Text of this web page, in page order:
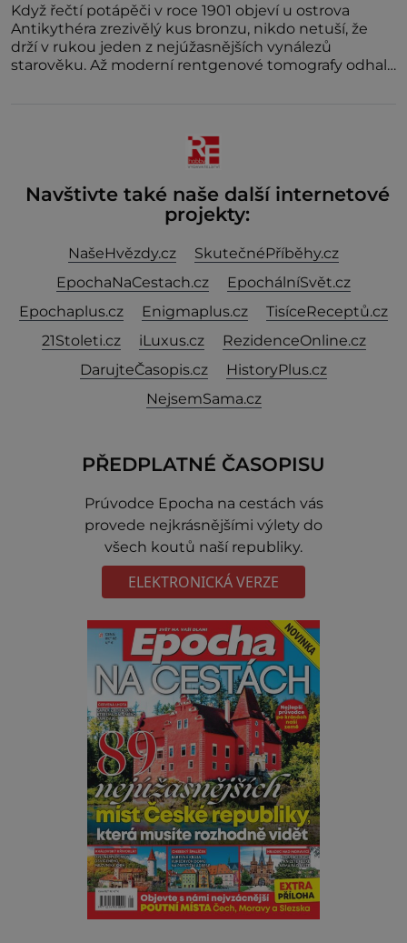
Když řečtí potápěči v roce 1901 objeví u ostrova
Antikythéra zrezivělý kus bronzu, nikdo netuší, že
drží v rukou jeden z nejúžasnějších vynálezů
starověku. Až moderní rentgenové tomografy odhalí
ani po více než sto letech výzkumu
Navštivte také naše další internetové
projekty:
NašeHvězdy.cz
SkutečnéPříběhy.cz
EpochaNaCestach.cz
EpochálníSvět.cz
Epochaplus.cz
Enigmaplus.cz
TisíceReceptů.cz
21Stoleti.cz
iLuxus.cz
RezidenceOnline.cz
DarujteČasopis.cz
HistoryPlus.cz
NejsemSama.cz
PŘEDPLATNÉ ČASOPISU
Prúvodce Epocha na cestách vás
provede nejkrásnějšími výlety do
všech koutů naší republiky.
ELEKTRONICKÁ VERZE